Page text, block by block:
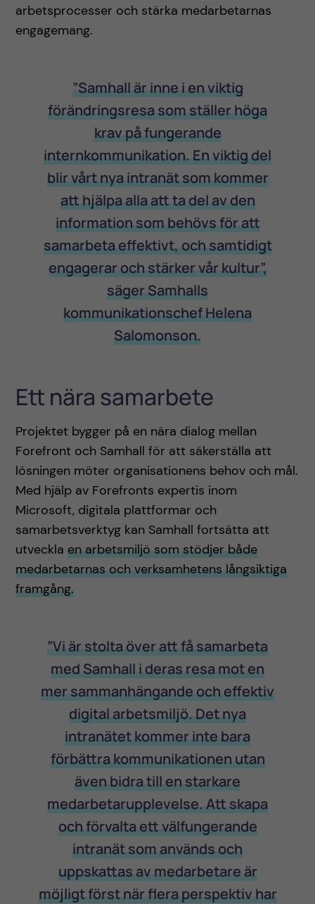
arbetsprocesser och stärka medarbetarnas
engagemang.
”Samhall är inne i en viktig
förändringsresa som ställer höga
krav på fungerande
internkommunikation. En viktig del
blir vårt nya intranät som kommer
att hjälpa alla att ta del av den
information som behövs för att
samarbeta effektivt, och samtidigt
engagerar och stärker vår kultur”,
säger Samhalls
kommunikationschef Helena
Salomonson.
Ett nära samarbete
Projektet bygger på en nära dialog mellan
Forefront och Samhall för att säkerställa att
lösningen möter organisationens behov och mål.
Med hjälp av Forefronts expertis inom
Microsoft, digitala plattformar och
samarbetsverktyg kan Samhall fortsätta att
utvecklaen arbetsmiljö som stödjer både
medarbetarnas och verksamhetens långsiktiga
framgång.
”Vi är stolta över att få samarbeta
med Samhall i deras resa mot en
mer sammanhängande och effektiv
digital arbetsmiljö. Det nya
intranätet kommer inte bara
förbättra kommunikationen utan
även bidra till en starkare
medarbetarupplevelse. Att skapa
och förvalta ett välfungerande
intranät som används och
uppskattas av medarbetare är
möjligt först när flera perspektiv har